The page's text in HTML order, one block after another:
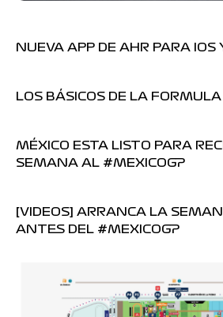
NUEVA APP DE AHR PARA IOS
LOS BÁSICOS DE LA
MÉXICO ESTA LISTO PARA
SEMANA AL #MEXICOGP
[VIDEOS] ARRANCA LA
ANTES DEL #MEXICOGP